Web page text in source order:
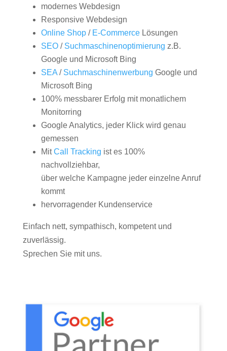
modernes Webdesign
Responsive Webdesign
Online Shop/ E-CommerceLösungen
SEO/ Suchmaschinenoptimierung z.B.
Google und Microsoft Bing
SEA/ Suchmaschinenwerbung Google und
Microsoft Bing
100% messbarer Erfolg mit monatlichem
Monitorring
Google Analytics, jeder Klick wird genau
gemessen
MitCall Tracking ist es 100%
nachvollziehbar,
über welche Kampagne jeder einzelne Anruf
kommt
hervorragender Kundenservice
Einfach nett, sympathisch, kompetent und
zuverlässig.
Sprechen Sie mit uns.